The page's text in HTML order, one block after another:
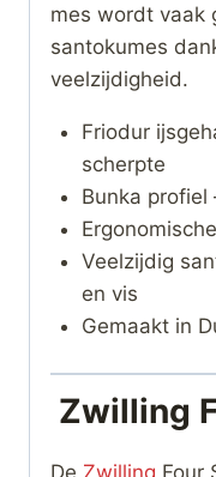
mes wordt vaak
santokumes
veelzijdigheid.
Friodur
scherpte
Bunka profiel
Veelzijdig
en vis
Gemaakt in
Zwilling
De Zwilling Four